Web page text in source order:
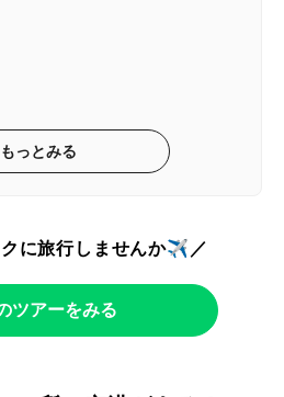
もっとみる
に旅行しませんか✈️／
ツアーをみる